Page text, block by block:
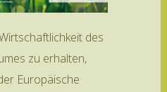
des
zu erhalten,
Europäische